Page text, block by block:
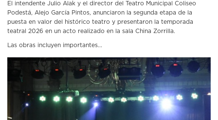
El intendente Julio Alak y el director del Teatro Municipal Coliseo
Podestá, Alejo García Pintos, anunciaron la segunda etapa de la
puesta en valor del histórico teatro y presentaron la temporada
teatral 2026 en un acto realizado en la sala China Zorrilla.
Las obras incluyen importantes...